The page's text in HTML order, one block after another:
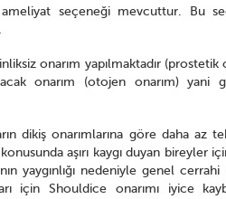
ameliyat seçeneği mevcuttur. Bu
onarım yapılmaktadır (prostetik
onarım (otojen onarım) yani
dikiş onarımlarına göre daha az
aşırı kaygı duyan bireyler
yaygınlığı nedeniyle genel
için Shouldice onarımı iyice